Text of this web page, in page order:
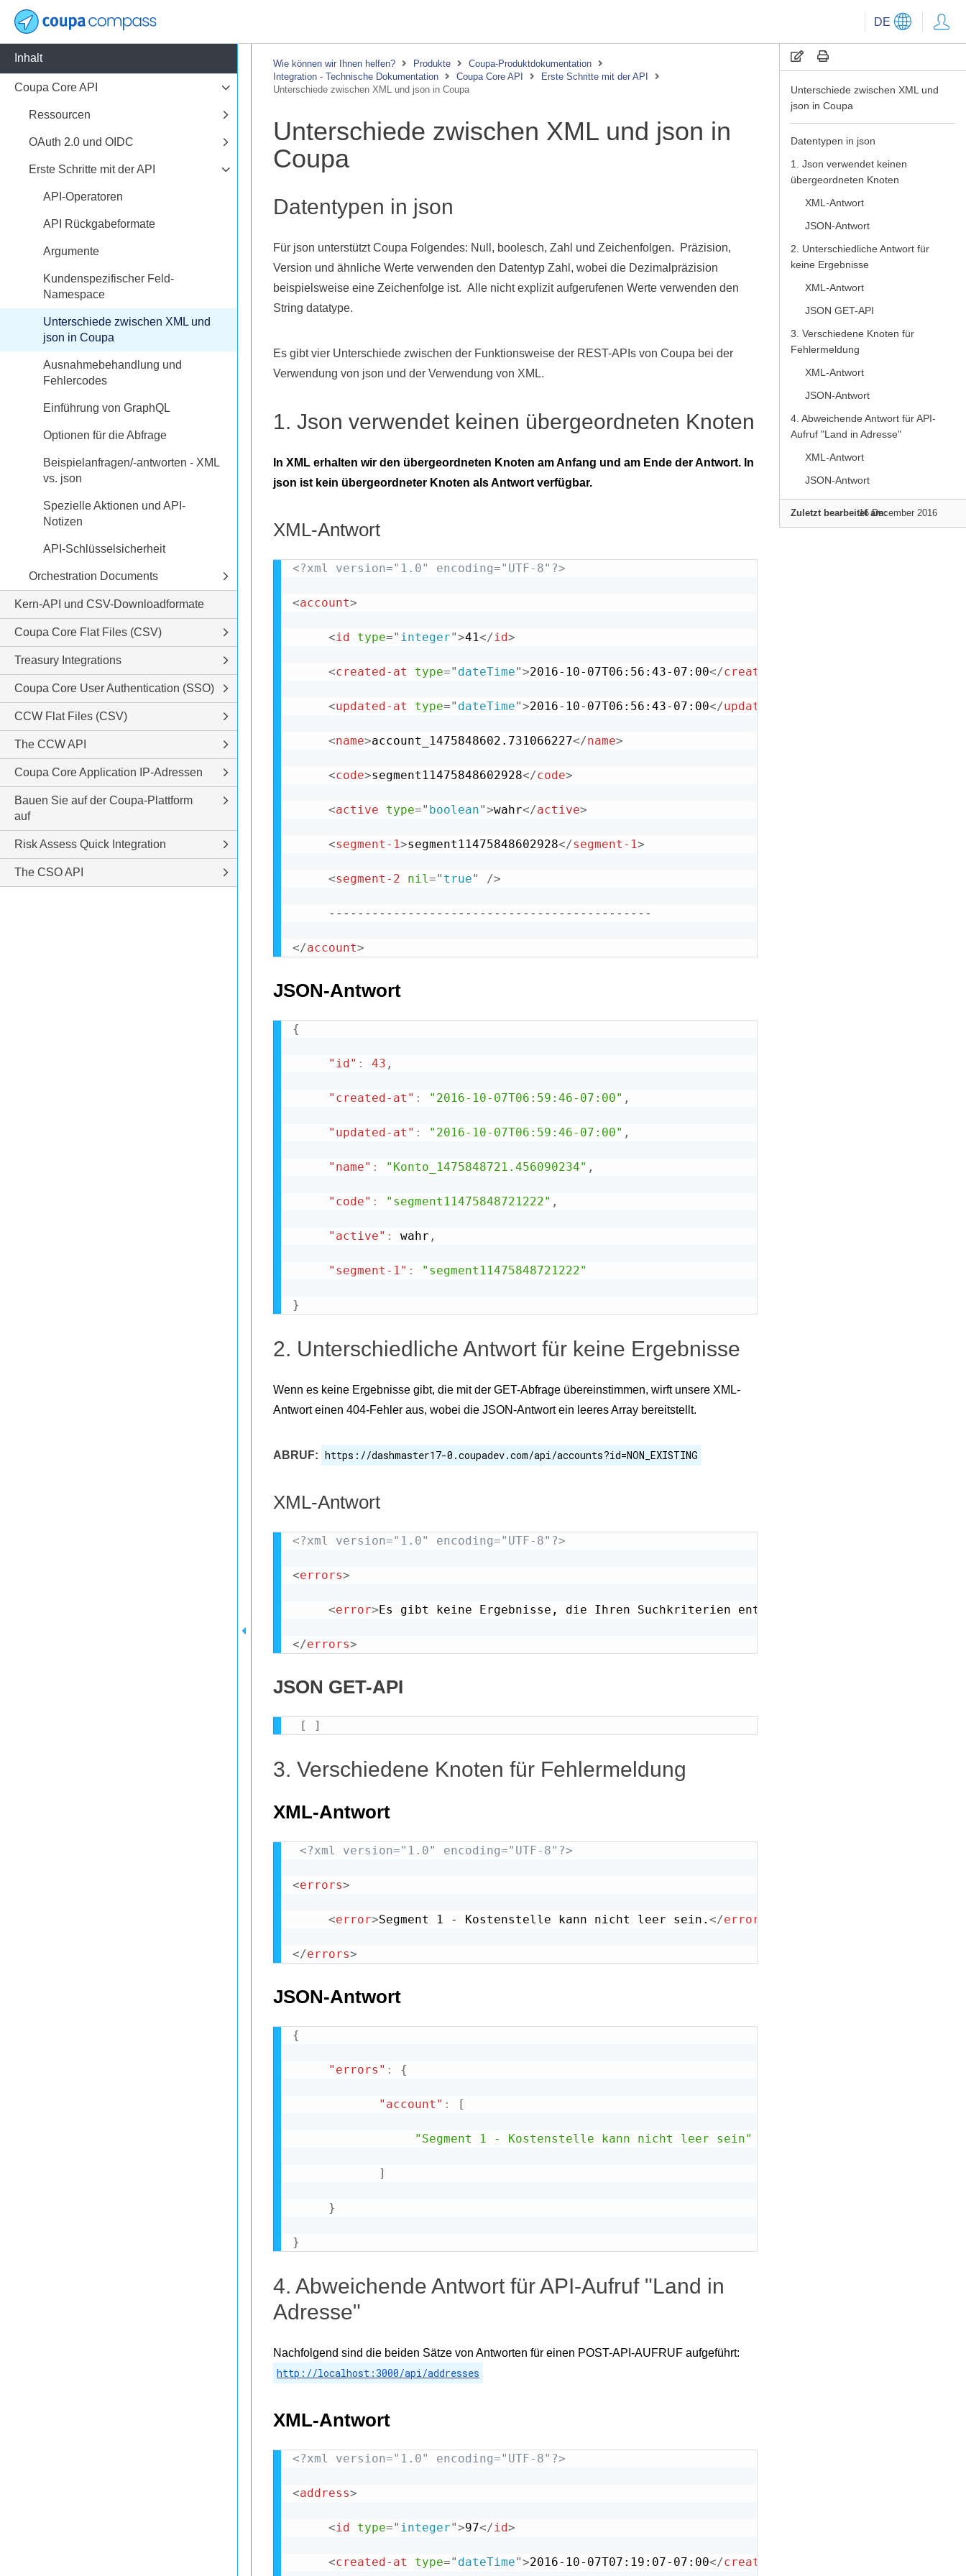
DE
Unterschiede zwischen XML und
json in Coupa
Datentypen in json
1. Json verwendet keinen
übergeordneten Knoten
XML-Antwort
JSON-Antwort
2. Unterschiedliche Antwort für
keine Ergebnisse
XML-Antwort
JSON GET-API
3. Verschiedene Knoten für
Fehlermeldung
XML-Antwort
JSON-Antwort
4. Abweichende Antwort für API-
Aufruf "Land in Adresse"
XML-Antwort
JSON-Antwort
Zuletzt bearbeitet am:16 December 2016
Wie können wir Ihnen helfen? Produkte
Coupa-Produktdokumentation
Integration - Technische Dokumentation
Coupa Core API
Erste Schritte mit der API
Unterschiede zwischen XML und json in Coupa
Unterschiede zwischen XML und json in
Coupa
Datentypen in json
Für json unterstützt Coupa Folgendes: Null, boolesch, Zahl und Zeichenfolgen. Präzision,
Version und ähnliche Werte verwenden den Datentyp Zahl, wobei die Dezimalpräzision
beispielsweise eine Zeichenfolge ist. Alle nicht explizit aufgerufenen Werte verwenden den
String datatype.
Es gibt vier Unterschiede zwischen der Funktionsweise der REST-APIs von Coupa bei der
Verwendung von json und der Verwendung von XML.
1. Json verwendet keinen übergeordneten Knoten
In XML erhalten wir den übergeordneten Knoten am Anfang und am Ende der Antwort. In
json ist kein übergeordneter Knoten als Antwort verfügbar.
XML-Antwort
<?xml version="1.0" encoding="UTF-8"?>
<account>
<id type=" integer">41</id>
<created-at type=" dateTime">2016-10-07T06:56:43-07:00</created-at
<updated-at type=" dateTime">2016-10-07T06:56:43-07:00</updated-at
<name>account_1475848602.731066227</name>
<code>segment11475848602928</code>
<active type=" boolean">wahr</active>
<segment-1>segment11475848602928</segment-1>
<segment-2 nil=" true" />
</account>
JSON-Antwort
{
"id" : 43 ,
"created-at" : "2016-10-07T06:59:46-07:00" ,
"updated-at" : "2016-10-07T06:59:46-07:00" ,
"name" : "Konto_1475848721.456090234" ,
"code" : "segment11475848721222" ,
"active" : wahr ,
"segment-1" : "segment11475848721222"
}
2. Unterschiedliche Antwort für keine Ergebnisse
Wenn es keine Ergebnisse gibt, die mit der GET-Abfrage übereinstimmen, wirft unsere XML-
Antwort einen 404-Fehler aus, wobei die JSON-Antwort ein leeres Array bereitstellt.
ABRUF: https://dashmaster17-0.coupadev.com/api/accounts?id=NON_EXISTING
XML-Antwort
<?xml version="1.0" encoding="UTF-8"?>
<errors>
<error>Es gibt keine Ergebnisse, die Ihren Suchkriterien entsprechen.
</errors>
JSON GET-API
[ ]
3. Verschiedene Knoten für Fehlermeldung
XML-Antwort
<?xml version="1.0" encoding="UTF-8"?>
<errors>
<error>Segment 1 - Kostenstelle kann nicht leer sein. </error
</errors>
JSON-Antwort
{
"errors" : {
"account" : [
"Segment 1 - Kostenstelle kann nicht leer sein"
]
}
}
4. Abweichende Antwort für API-Aufruf "Land in
Adresse"
Nachfolgend sind die beiden Sätze von Antworten für einen POST-API-AUFRUF aufgeführt:
http://localhost:3000/api/addresses
XML-Antwort
<?xml version="1.0" encoding="UTF-8"?>
<address>
<id type=" integer">97</id>
<created-at type=" dateTime">2016-10-07T07:19:07-07:00</created-at
Inhalt
Coupa Core API
Ressourcen
OAuth 2.0 und OIDC
Erste Schritte mit der API
API-Operatoren
API Rückgabeformate
Argumente
Kundenspezifischer Feld-
Namespace
Unterschiede zwischen XML und
json in Coupa
Ausnahmebehandlung und
Fehlercodes
Einführung von GraphQL
Optionen für die Abfrage
Beispielanfragen/-antworten - XML
vs. json
Spezielle Aktionen und API-
Notizen
API-Schlüsselsicherheit
Orchestration Documents
Kern-API und CSV-Downloadformate
Coupa Core Flat Files (CSV)
Treasury Integrations
Coupa Core User Authentication (SSO)
CCW Flat Files (CSV)
The CCW API
Coupa Core Application IP-Adressen
Bauen Sie auf der Coupa-Plattform
auf
Risk Assess Quick Integration
The CSO API